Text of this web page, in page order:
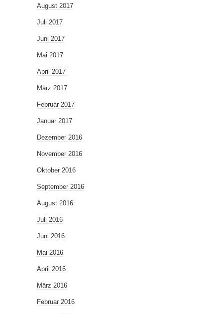
August 2017
Juli 2017
Juni 2017
Mai 2017
April 2017
März 2017
Februar 2017
Januar 2017
Dezember 2016
November 2016
Oktober 2016
September 2016
August 2016
Juli 2016
Juni 2016
Mai 2016
April 2016
März 2016
Februar 2016